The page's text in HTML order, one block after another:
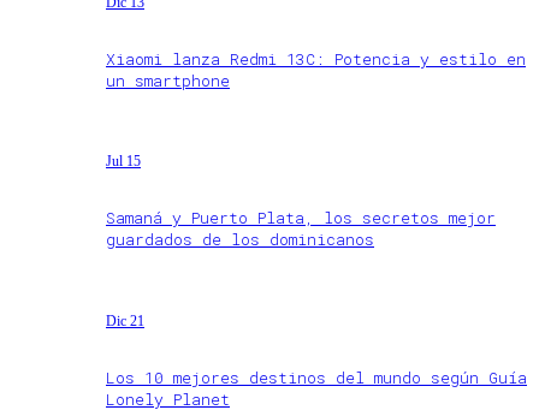
Xiaomi lanza Redmi 13C: Potencia y estilo en
un smartphone
Jul 15
Samaná y Puerto Plata, los secretos mejor
guardados de los dominicanos
Dic 21
Los 10 mejores destinos del mundo según Guía
Lonely Planet